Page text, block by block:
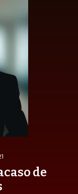
de